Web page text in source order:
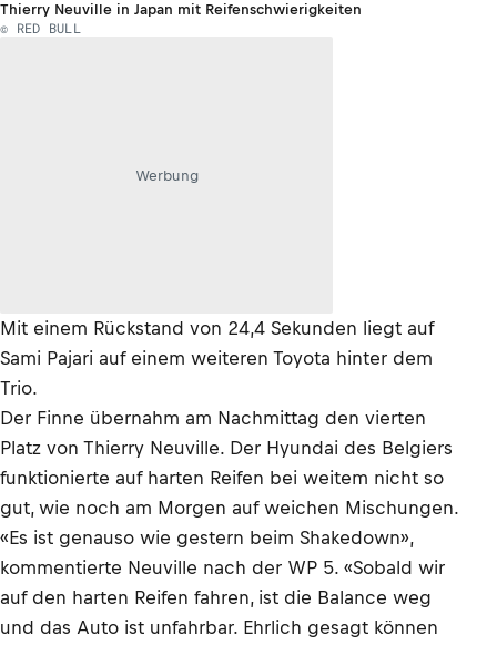
Thierry Neuville in Japan mit Reifenschwierigkeiten
© RED BULL
Werbung
Mit einem Rückstand von 24,4 Sekunden liegt auf
Sami Pajari auf einem weiteren Toyota hinter dem
Trio.
Der Finne übernahm am Nachmittag den vierten
Platz von Thierry Neuville. Der Hyundai des Belgiers
funktionierte auf harten Reifen bei weitem nicht so
gut, wie noch am Morgen auf weichen Mischungen.
«Es ist genauso wie gestern beim Shakedown»,
kommentierte Neuville nach der WP 5. «Sobald wir
auf den harten Reifen fahren, ist die Balance weg
und das Auto ist unfahrbar. Ehrlich gesagt können